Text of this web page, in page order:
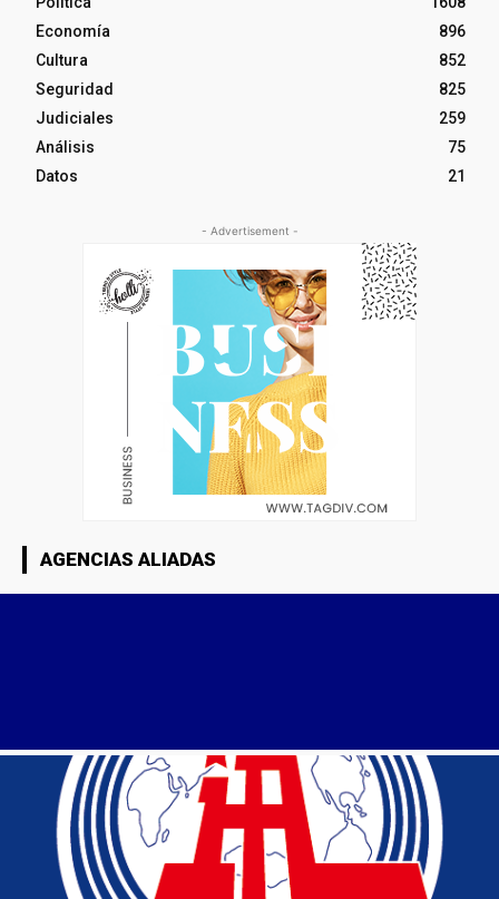
Economía
896
Cultura
852
Seguridad
825
Judiciales
259
Análisis
75
Datos
21
- Advertisement -
AGENCIAS ALIADAS